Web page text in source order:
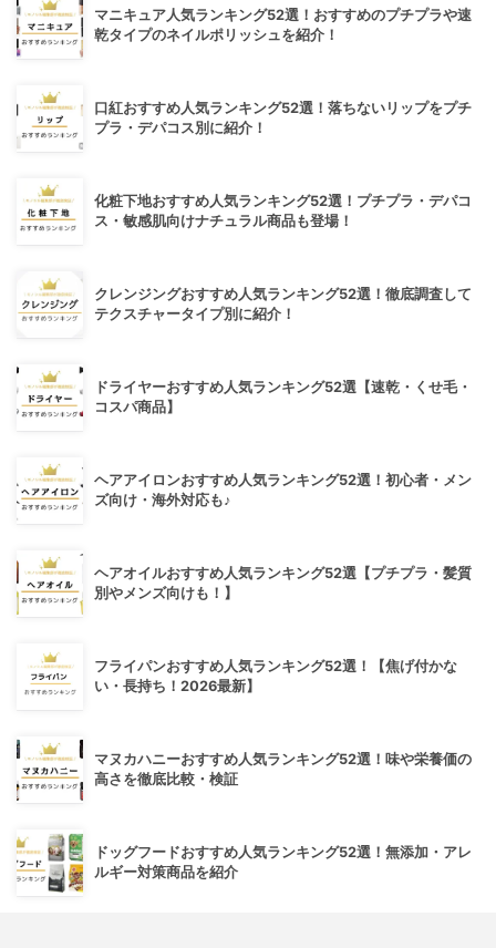
マニキュア人気ランキング52選！おすすめのプチプラや速
乾タイプのネイルポリッシュを紹介！
口紅おすすめ人気ランキング52選！落ちないリップをプチ
プラ・デパコス別に紹介！
化粧下地おすすめ人気ランキング52選！プチプラ・デパコ
ス・敏感肌向けナチュラル商品も登場！
クレンジングおすすめ人気ランキング52選！徹底調査して
テクスチャータイプ別に紹介！
ドライヤーおすすめ人気ランキング52選【速乾・くせ毛・
コスパ商品】
ヘアアイロンおすすめ人気ランキング52選！初心者・メン
ズ向け・海外対応も♪
ヘアオイルおすすめ人気ランキング52選【プチプラ・髪質
別やメンズ向けも！】
フライパンおすすめ人気ランキング52選！【焦げ付かな
い・長持ち！2026最新】
マヌカハニーおすすめ人気ランキング52選！味や栄養価の
高さを徹底比較・検証
ドッグフードおすすめ人気ランキング52選！無添加・アレ
ルギー対策商品を紹介